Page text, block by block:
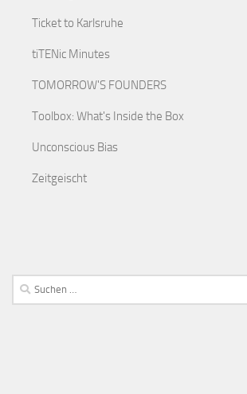
Ticket to Karlsruhe
tiTENic Minutes
TOMORROW'S FOUNDERS
Toolbox: What's Inside the Box
Unconscious Bias
Zeitgeischt